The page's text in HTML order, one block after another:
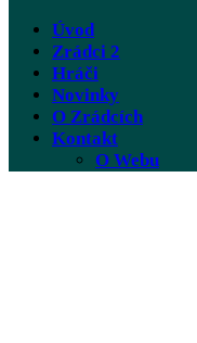
Úvod
Zrádci 2
Hráči
Novinky
O Zrádcích
Kontakt
O Webu